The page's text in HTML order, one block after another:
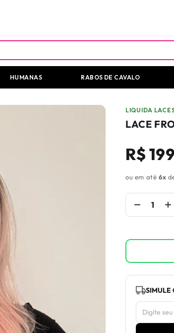
HUMANAS RABOS DE CAVALO
LIQUIDA
LACE
R$
ou em até 6x
SIMULE